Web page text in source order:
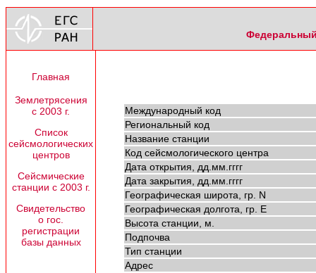
Федеральный
Главная
Землетрясения
с 2003 г.
Список
сейсмологических
центров
Сейсмические
станции с 2003 г.
Свидетельство
о гос.
регистрации
базы данных
Международный код
Региональный код
Название станции
Код сейсмологического центра
Дата открытия, дд.мм.гггг
Дата закрытия, дд.мм.гггг
Географическая широта, гр. N
Географическая долгота, гр. E
Высота станции, м.
Подпочва
Тип станции
Адрес